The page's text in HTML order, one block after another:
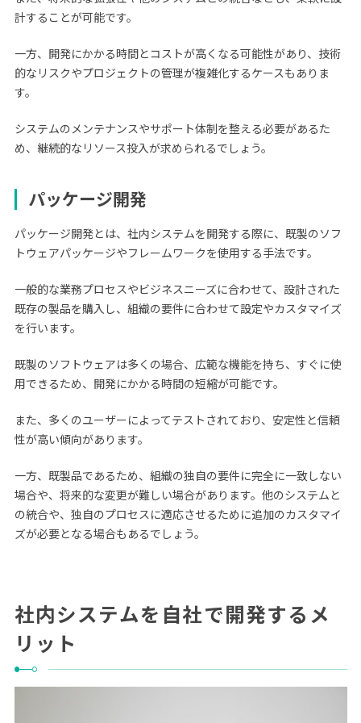
計することが可能です。
一方、開発にかかる時間とコストが高くなる可能性があり、技術
的なリスクやプロジェクトの管理が複雑化するケースもありま
す。
システムのメンテナンスやサポート体制を整える必要があるた
め、継続的なリソース投入が求められるでしょう。
パッケージ開発
パッケージ開発とは、社内システムを開発する際に、既製のソフ
トウェアパッケージやフレームワークを使用する手法です。
一般的な業務プロセスやビジネスニーズに合わせて、設計された
既存の製品を購入し、組織の要件に合わせて設定やカスタマイズ
を行います。
既製のソフトウェアは多くの場合、広範な機能を持ち、すぐに使
用できるため、開発にかかる時間の短縮が可能です。
また、多くのユーザーによってテストされており、安定性と信頼
性が高い傾向があります。
一方、既製品であるため、組織の独自の要件に完全に一致しない
場合や、将来的な変更が難しい場合があります。他のシステムと
の統合や、独自のプロセスに適応させるために追加のカスタマイ
ズが必要となる場合もあるでしょう。
社内システムを自社で開発するメ
リット